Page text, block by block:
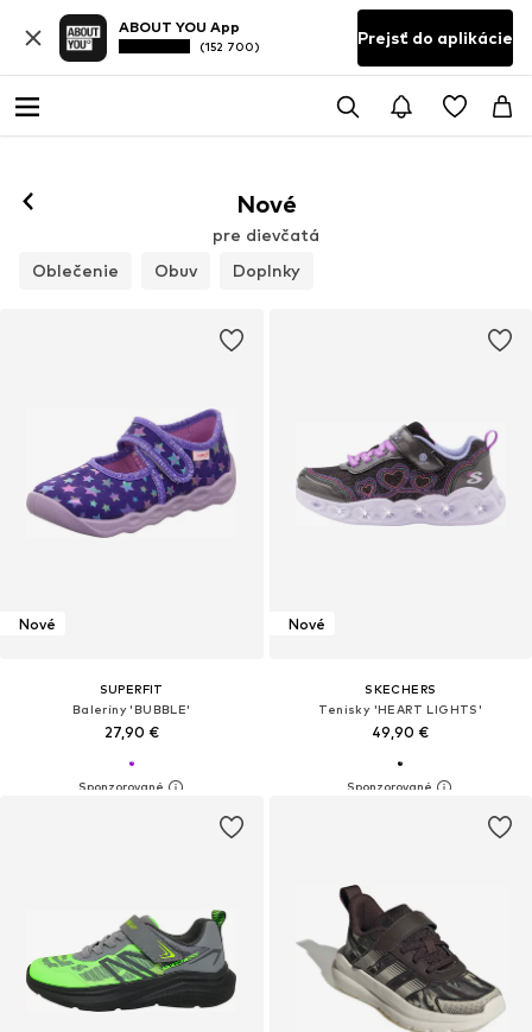
ABOUT YOU App
(152 700) Prejsť do aplikácie
Nové
pre dievčatá
Oblečenie
Obuv Doplnky
Nové
SUPERFIT
Baleríny 'BUBBLE'
27,90 €
Nové
SKECHERS
Tenisky 'HEART LIGHTS'
49,90 €